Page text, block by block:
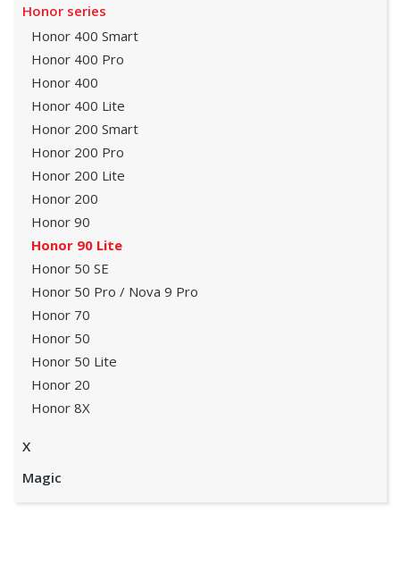
Honor series
Honor 400 Smart
Honor 400 Pro
Honor 400
Honor 400 Lite
Honor 200 Smart
Honor 200 Pro
Honor 200 Lite
Honor 200
Honor 90
Honor 90 Lite
Honor 50 SE
Honor 50 Pro / Nova 9 Pro
Honor 70
Honor 50
Honor 50 Lite
Honor 20
Honor 8X
X
Magic